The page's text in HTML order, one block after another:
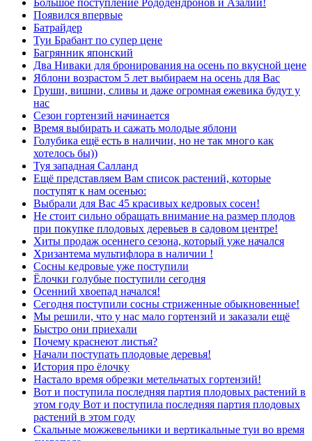
Появился впервые
Батрайдер
Туи Брабант по супер цене
Багрянник японский
Два Ниваки для бронирования на осень по вкусной цене
Яблони возрастом 5 лет выбираем на осень для Вас
Груши, вишни, сливы и даже огромная ежевика будут у
нас
Сезон гортензий начинается
Время выбирать и сажать молодые яблони
Голубика ещё есть в наличии, но не так много как
хотелось бы))
Туя западная Салланд
Ещё представляем Вам список растений, которые
поступят к нам осенью:
Выбрали для Вас 45 красивых кедровых сосен!
Не стоит сильно обращать внимание на размер плодов
при покупке плодовых деревьев в садовом центре!
Хиты продаж осеннего сезона, который уже начался
Хризантема мультифлора в наличии !
Сосны кедровые уже поступили
Ёлочки голубые поступили сегодня
Осенний хвоепад начался!
Сегодня поступили сосны стриженные обыкновенные!
Мы решили, что у нас мало гортензий и заказали ещё
Быстро они приехали
Почему краснеют листья?
Начали поступать плодовые деревья!
История про ёлочку
Настало время обрезки метельчатых гортензий!
Вот и поступила последняя партия плодовых растений в
этом году Вот и поступила последняя партия плодовых
растений в этом году
Скальные можжевельники и вертикальные туи во время